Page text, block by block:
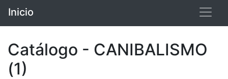
Inicio
Catálogo - CANIBALISMO
(1)